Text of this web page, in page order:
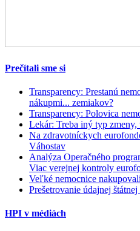
Prečítali sme si
Transparency: Prestanú
nákupmi... zemiakov?
Transparency: Polovica
Lekár: Treba iný typ
Na zdravotníckych
Váhostav
Analýza Operačného
Viac verejnej kontroly
Veľké nemocnice
Prešetrovanie údajnej
HPI v médiách